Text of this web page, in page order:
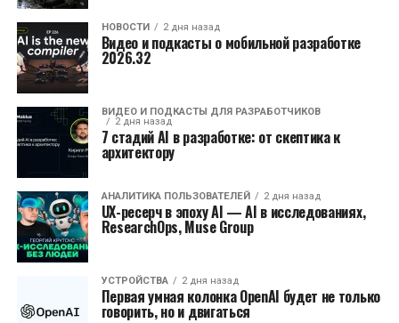
НОВОСТИ 2 дня назад
Видео и подкасты о мобильной разработке
2026.32
ВИДЕО И ПОДКАСТЫ ДЛЯ РАЗРАБОТЧИКОВ
2 дня назад
7 стадий AI в разработке: от скептика к
архитектору
АНАЛИТИКА ПОЛЬЗОВАТЕЛЕЙ 2 дня назад
UX-ресерч в эпоху AI — AI в исследованиях,
ResearchOps, Muse Group
УСТРОЙСТВА 2 дня назад
Первая умная колонка OpenAI будет не только
говорить, но и двигаться